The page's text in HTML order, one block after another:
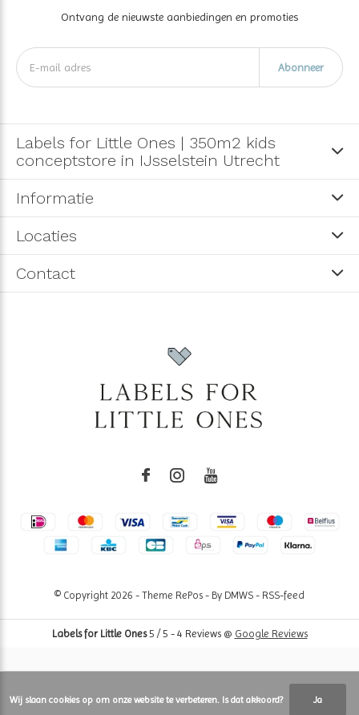
Ontvang de nieuwste aanbiedingen en promoties
Abonneer
Labels for Little Ones | 350m2 kids
conceptstore in IJsselstein Utrecht
Informatie
Locaties
Contact
© Copyright 2026 - Theme RePos - By DMWS - RSS-feed
Labels for Little Ones5 / 5 - 4 Reviews @ Google Reviews
Wij slaan cookies op om onze website te verbeteren. Is dat akkoord? Ja